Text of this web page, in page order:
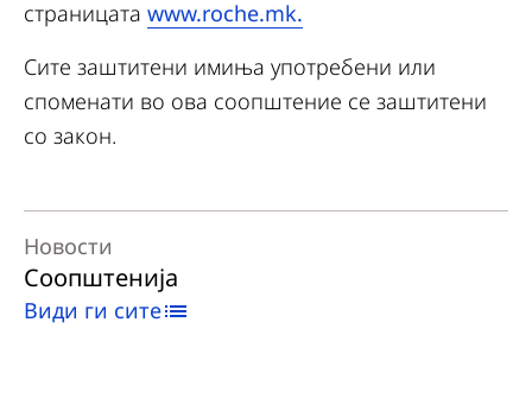
страницата www.roche.mk.
Сите заштитени имиња употребени или
споменати во ова соопштение се заштитени
со закон.
Новости
Соопштенија
Види ги сите